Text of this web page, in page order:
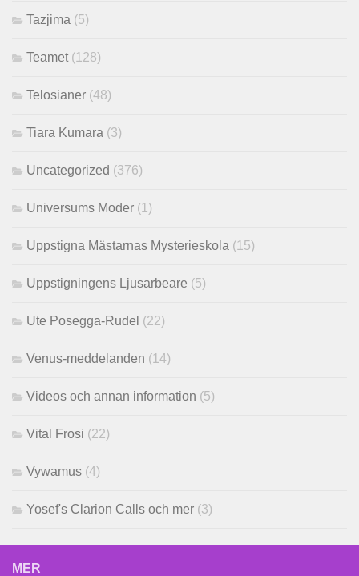
Tazjima (5)
Teamet (128)
Telosianer (48)
Tiara Kumara (3)
Uncategorized (376)
Universums Moder (1)
Uppstigna Mästarnas Mysterieskola (15)
Uppstigningens Ljusarbeare (5)
Ute Posegga-Rudel (22)
Venus-meddelanden (14)
Videos och annan information (5)
Vital Frosi (22)
Vywamus (4)
Yosef's Clarion Calls och mer (3)
MER